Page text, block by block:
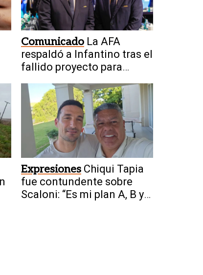
Comunicado La AFA
respaldó a Infantino tras el
fallido proyecto para
Expresiones Chiqui Tapia
fue contundente sobre
Scaloni: “Es mi plan A, B y